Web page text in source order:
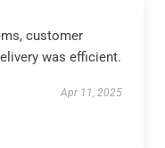
customer
was efficient.
Apr 11, 2025